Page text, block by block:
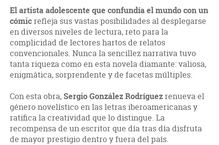
El artista adolescente que confundía el mundo con un
cómicrefleja sus vastas posibilidades al desplegarse
en diversos niveles de lectura, reto para la
complicidad de lectores hartos de relatos
convencionales. Nunca la sencillez narrativa tuvo
tanta riqueza como en esta novela diamante: valiosa,
enigmática, sorprendente y de facetas múltiples.
Con esta obra,Sergio González Rodríguezrenueva el
género novelístico en las letras iberoamericanas y
ratifica la creatividad que lo distingue. La
recompensa de un escritor que día tras día disfruta
de mayor prestigio dentro y fuera del país.